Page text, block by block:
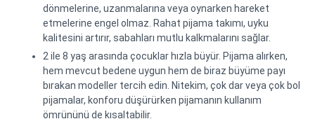
dönmelerine, uzanmalarına veya oynarken hareket
etmelerine engel olmaz. Rahat pijama takımı, uyku
kalitesini artırır, sabahları mutlu kalkmalarını sağlar.
2 ile 8 yaş arasında çocuklar hızla büyür. Pijama alırken,
hem mevcut bedene uygun hem de biraz büyüme payı
bırakan modeller tercih edin. Nitekim, çok dar veya çok bol
pijamalar, konforu düşürürken pijamanın kullanım
ömrününü de kısaltabilir.